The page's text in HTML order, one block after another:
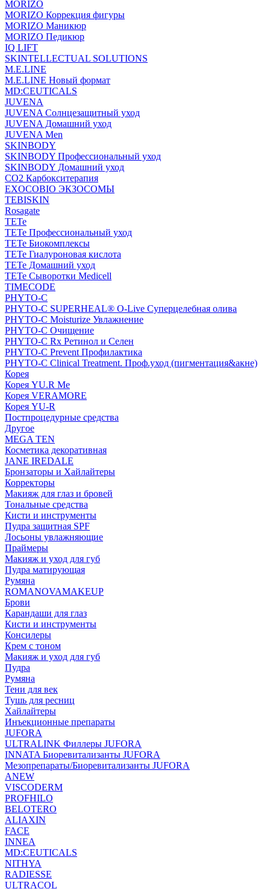
MORIZO
MORIZO Коррекция фигуры
MORIZO Маникюр
MORIZO Педикюр
IQ LIFT
SKINTELLECTUAL SOLUTIONS
M.E.LINE
M.E.LINE Новый формат
MD:CEUTICALS
JUVENA
JUVENA Солнцезащитный уход
JUVENA Домашний уход
JUVENA Men
SKINBODY
SKINBODY Профессиональный уход
SKINBODY Домашний уход
CO2 Карбокситерапия
EXOCOBIO ЭКЗОСОМЫ
TEBISKIN
Rosagate
TETe
TETe Профессиональный уход
TETe Биокомплексы
TETe Гиалуроновая кислота
TETe Домашний уход
TETe Сыворотки Medicell
TIMECODE
PHYTO-C
PHYTO-C SUPERHEAL® O-Live Суперцелебная олива
PHYTO-C Moisturize Увлажнение
PHYTO-C Очищение
PHYTO-C Rx Ретинол и Селен
PHYTO-C Prevent Профилактика
PHYTO-C Clinical Treatment. Проф.уход (пигментация&акне)
Корея
Корея YU.R Me
Корея VERAMORE
Корея YU-R
Постпроцедурные средства
Другое
MEGA TEN
Косметика декоративная
JANE IREDALE
Бронзаторы и Хайлайтеры
Корректоры
Макияж для глаз и бровей
Тональные средства
Кисти и инструменты
Пудра защитная SPF
Лосьоны увлажняющие
Праймеры
Макияж и уход для губ
Пудра матирующая
Румяна
ROMANOVAMAKEUP
Брови
Карандаши для глаз
Кисти и инструменты
Консилеры
Крем с тоном
Макияж и уход для губ
Пудра
Румяна
Тени для век
Тушь для ресниц
Хайлайтеры
Инъекционные препараты
JUFORA
ULTRALINK Филлеры JUFORA
INNATA Биоревитализанты JUFORA
Мезопрепараты/Биоревитализанты JUFORA
ANEW
VISCODERM
PROFHILO
BELOTERO
ALIAXIN
FACE
INNEA
MD:CEUTICALS
NITHYA
RADIESSE
ULTRACOL